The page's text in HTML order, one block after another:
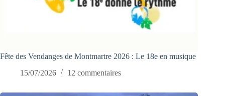
Fête des Vendanges de Montmartre 2026 : Le 18e en musique
15/07/2026
12 commentaires